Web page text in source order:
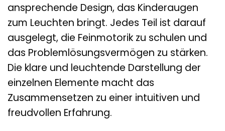
ansprechende Design, das Kinderaugen
zum Leuchten bringt. Jedes Teil ist darauf
ausgelegt, die Feinmotorik zu schulen und
das Problemlösungsvermögen zu stärken.
Die klare und leuchtende Darstellung der
einzelnen Elemente macht das
Zusammensetzen zu einer intuitiven und
freudvollen Erfahrung.